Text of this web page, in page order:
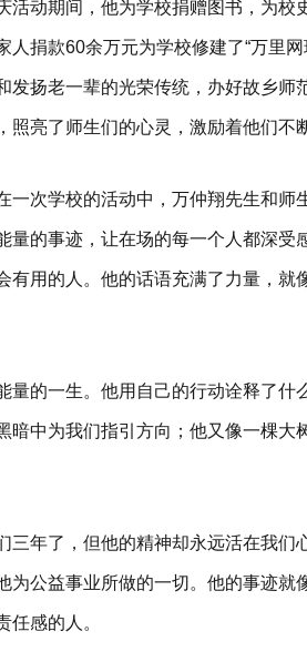
活动期间，他为学校捐赠图书，为校
捐款60余万元为学校修建了“万里网
发扬老一辈的光荣传统，办好故乡师
亮了师生们的心灵，激励着他们不
一次学校的活动中，万仲翔先生和师
量的事迹，让在场的每一个人都深受
有用的人。他的话语充满了力量，就
量的一生。他用自己的行动诠释了什
暗中为我们指引方向；他又像一棵大
三年了，但他的精神却永远活在我们
为公益事业所做的一切。他的事迹就
任感的人。